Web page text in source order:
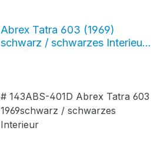
Abrex Tatra 603 (1969)
schwarz / schwarzes Interieur
# 143ABS-401D Abrex Tatra 603
1969schwarz / schwarzes
Interieur